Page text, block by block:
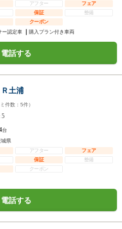
アフター
フェア
保証
整備
クーポン
ー認定車 購入プラン付き車両
電話する
土浦
件数： 5件）
5
台
城県
アフター
フェア
保証
整備
クーポン
電話する